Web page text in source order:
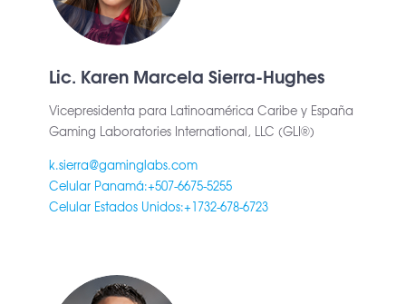
Lic. Karen Marcela Sierra-Hughes
Vicepresidenta para Latinoamérica Caribe y España
Gaming Laboratories International, LLC (GLI®)
k.sierra@gaminglabs.com
Celular Panamá:+507-6675-5255
Celular Estados Unidos:+1732-678-6723